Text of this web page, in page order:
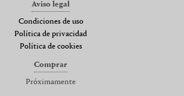
Aviso legal
Condiciones de uso
Política de privacidad
Política de cookies
Comprar
Próximamente